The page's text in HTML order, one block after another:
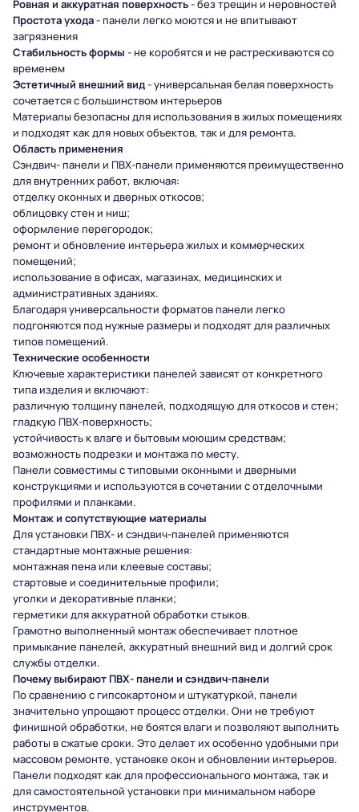
Ровная и аккуратная поверхность- без трещин и неровностей
Простота ухода- панели легко моются и не впитывают
загрязнения
Стабильность формы - не коробятся и не растрескиваются со
временем
Эстетичный внешний вид- универсальная белая поверхность
сочетается с большинством интерьеров
Материалы безопасны для использования в жилых помещениях
и подходят как для новых объектов, так и для ремонта.
Область применения
Сэндвич- панели и ПВХ-панели применяются преимущественно
для внутренних работ, включая:
отделку оконных и дверных откосов;
облицовку стен и ниш;
оформление перегородок;
ремонт и обновление интерьера жилых и коммерческих
помещений;
использование в офисах, магазинах, медицинских и
административных зданиях.
Благодаря универсальности форматов панели легко
подгоняются под нужные размеры и подходят для различных
типов помещений.
Технические особенности
Ключевые характеристики панелей зависят от конкретного
типа изделия и включают:
различную толщину панелей, подходящую для откосов и стен;
гладкую ПВХ-поверхность;
устойчивость к влаге и бытовым моющим средствам;
возможность подрезки и монтажа по месту.
Панели совместимы с типовыми оконными и дверными
конструкциями и используются в сочетании с отделочными
профилями и планками.
Монтаж и сопутствующие материалы
Для установки ПВХ- и сэндвич-панелей применяются
стандартные монтажные решения:
монтажная пена или клеевые составы;
стартовые и соединительные профили;
уголки и декоративные планки;
герметики для аккуратной обработки стыков.
Грамотно выполненный монтаж обеспечивает плотное
примыкание панелей, аккуратный внешний вид и долгий срок
службы отделки.
Почему выбирают ПВХ- панели и сэндвич-панели
По сравнению с гипсокартоном и штукатуркой, панели
значительно упрощают процесс отделки. Они не требуют
финишной обработки, не боятся влаги и позволяют выполнить
работы в сжатые сроки. Это делает их особенно удобными при
массовом ремонте, установке окон и обновлении интерьеров.
Панели подходят как для профессионального монтажа, так и
для самостоятельной установки при минимальном наборе
инструментов.